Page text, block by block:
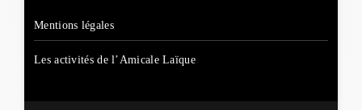
Mentions légales
Les activités de l’Amicale Laïque